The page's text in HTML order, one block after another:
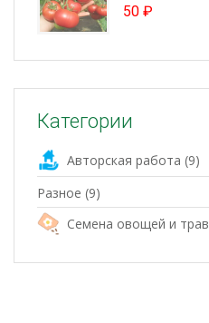
50 ₽
Категории
Авторская работа (9)
Разное (9)
Семена овощей и трав